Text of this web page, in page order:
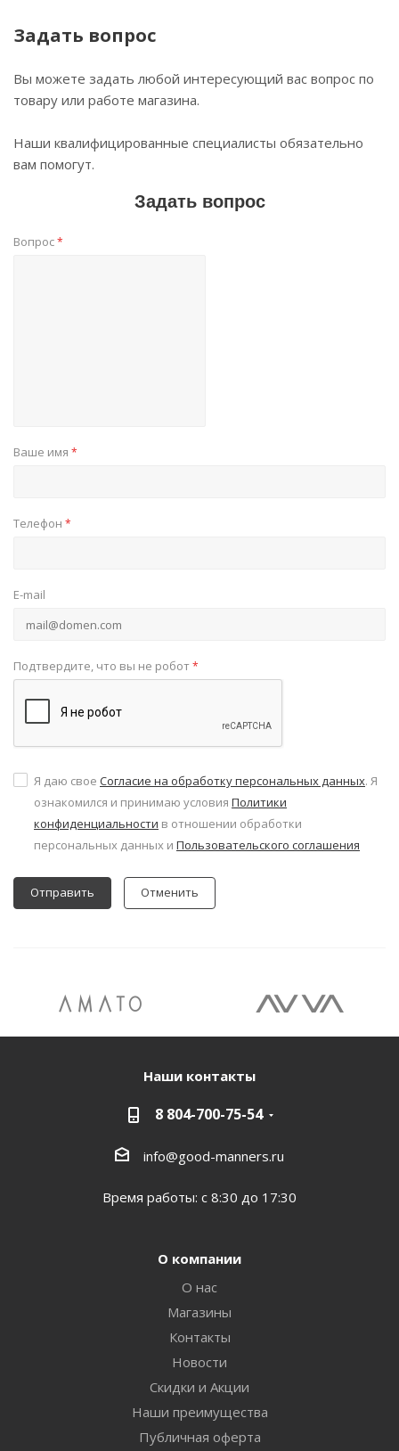
Задать вопрос
Вы можете задать любой интересующий вас вопрос по
товару или работе магазина.
Наши квалифицированные специалисты обязательно
вам помогут.
Задать вопрос
Вопрос*
Ваше имя *
Телефон *
E-mail
Подтвердите, что вы не робот*
Я даю свое Согласие на обработку персональных данных. Я
ознакомился и принимаю условия Политики
конфиденциальности в отношении обработки
персональных данных и Пользовательского соглашения
Отменить
Наши контакты
8 804-700-75-54
info@good-manners.ru
Время работы: с 8:30 до 17:30
О компании
О нас
Магазины
Контакты
Новости
Скидки и Акции
Наши преимущества
Публичная оферта